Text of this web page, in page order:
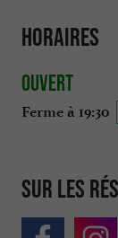
Horaires
Ouvert
Ferme à 19:30
Sur les